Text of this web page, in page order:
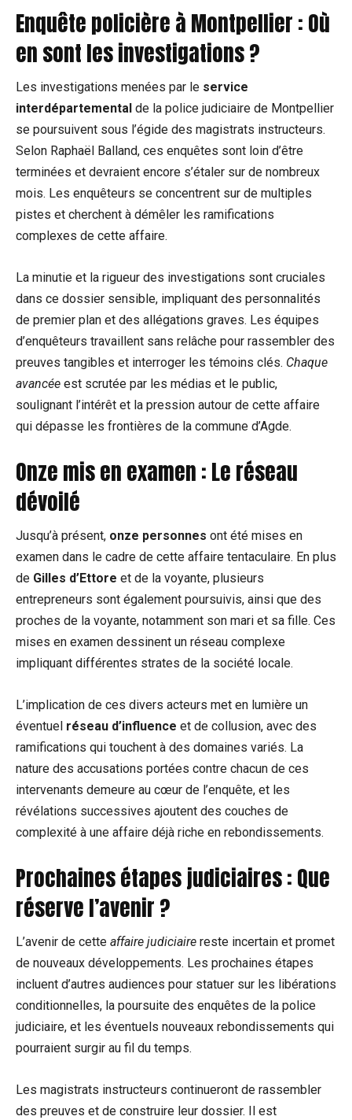
Enquête policière à Montpellier : Où
en sont les investigations ?
Les investigations menées par le service
interdépartemental de la police judiciaire de Montpellier
se poursuivent sous l’égide des magistrats instructeurs.
Selon Raphaël Balland, ces enquêtes sont loin d’être
terminées et devraient encore s’étaler sur de nombreux
mois. Les enquêteurs se concentrent sur de multiples
pistes et cherchent à démêler les ramifications
complexes de cette affaire.
La minutie et la rigueur des investigations sont cruciales
dans ce dossier sensible, impliquant des personnalités
de premier plan et des allégations graves. Les équipes
d’enquêteurs travaillent sans relâche pour rassembler des
preuves tangibles et interroger les témoins clés. Chaque
avancée est scrutée par les médias et le public,
soulignant l’intérêt et la pression autour de cette affaire
qui dépasse les frontières de la commune d’Agde.
Onze mis en examen : Le réseau
dévoilé
Jusqu’à présent, onze personnes ont été mises en
examen dans le cadre de cette affaire tentaculaire. En plus
de Gilles d’Ettore et de la voyante, plusieurs
entrepreneurs sont également poursuivis, ainsi que des
proches de la voyante, notamment son mari et sa fille. Ces
mises en examen dessinent un réseau complexe
impliquant différentes strates de la société locale.
L’implication de ces divers acteurs met en lumière un
éventuel réseau d’influence et de collusion, avec des
ramifications qui touchent à des domaines variés. La
nature des accusations portées contre chacun de ces
intervenants demeure au cœur de l’enquête, et les
révélations successives ajoutent des couches de
complexité à une affaire déjà riche en rebondissements.
Prochaines étapes judiciaires : Que
réserve l’avenir ?
L’avenir de cette affaire judiciaire reste incertain et promet
de nouveaux développements. Les prochaines étapes
incluent d’autres audiences pour statuer sur les libérations
conditionnelles, la poursuite des enquêtes de la police
judiciaire, et les éventuels nouveaux rebondissements qui
pourraient surgir au fil du temps.
Les magistrats instructeurs continueront de rassembler
des preuves et de construire leur dossier. Il est